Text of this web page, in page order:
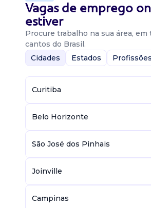
Vagas de emprego
estiver
Procure trabalho na sua área, em
cantos do Brasil.
Cidades
Estados Profissões
Curitiba
Belo Horizonte
São José dos Pinhais
Joinville
Campinas